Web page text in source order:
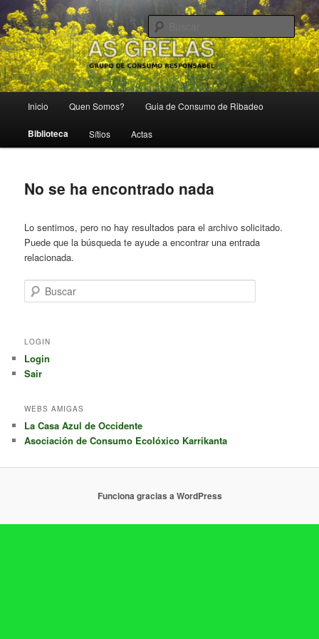
al
contenido
principal
al
contenido
secundarioAs Grelas
Grupo de Consumo Responsábel
principal
Inicio Quen Somos? Guia de Consumo de Ribadeo
Biblioteca Sítios Actas
No se ha encontrado nada
Lo sentimos, pero no hay resultados para el archivo solicitado.
Puede que la búsqueda te ayude a encontrar una entrada
relacionada.
Buscar
LOGIN
Login
Sair
WEBS AMIGAS
La Casa Azul de Occidente
Asociación de Consumo Ecolóxico Karrikanta
Funciona gracias a WordPress